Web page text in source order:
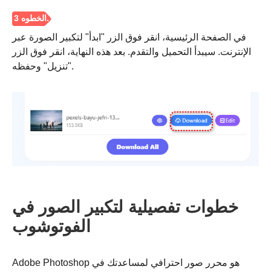
في الصفحة الرئيسية، انقر فوق الزر "ابدأ" لتكبير الصورة عبر
الإنترنت. سيبدأ التحميل والتقدم. بعد هذه النهاية، انقر فوق الزر
"تنزيل" وحفظه.
خطوات تفصيلية لتكبير الصور في
الفوتوشوب
Adobe Photoshop هو محرر صور احترافي لمساعدتك في